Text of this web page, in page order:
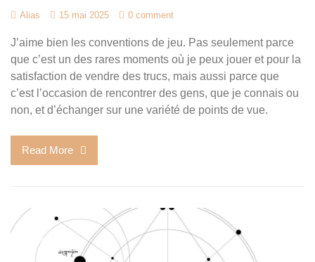
Alias 15 mai 2025 0 comment
J’aime bien les conventions de jeu. Pas seulement parce
que c’est un des rares moments où je peux jouer et pour la
satisfaction de vendre des trucs, mais aussi parce que
c’est l’occasion de rencontrer des gens, que je connais ou
non, et d’échanger sur une variété de points de vue.
Read More